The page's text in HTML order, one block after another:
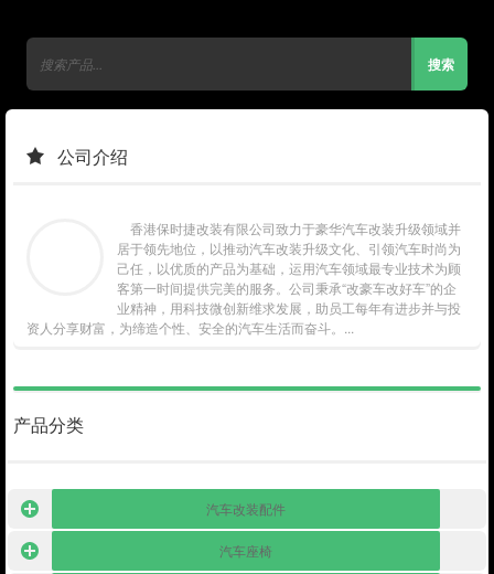
公司介绍
香港保时捷改装有限公司致力于豪华汽车改装升级领域并
居于领先地位，以推动汽车改装升级文化、引领汽车时尚为
己任，以优质的产品为基础，运用汽车领域最专业技术为顾
客第一时间提供完美的服务。公司秉承“改豪车改好车”的企
业精神，用科技微创新维求发展，助员工每年有进步并与投
资人分享财富，为缔造个性、安全的汽车生活而奋斗。...
产品分类
汽车改装配件
汽车座椅